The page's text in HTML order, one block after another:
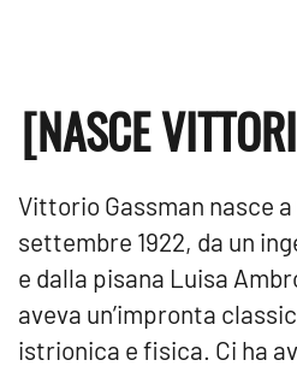
[NASCE
Vittorio Gassman nasce a
settembre 1922, da un
e dalla pisana Luisa
aveva un’impronta
istrionica e fisica. Ci ha